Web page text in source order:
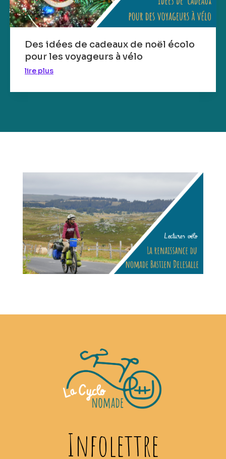
Des idées de cadeaux de noël écolo
pour les voyageurs à vélo
lire plus
Infolettre